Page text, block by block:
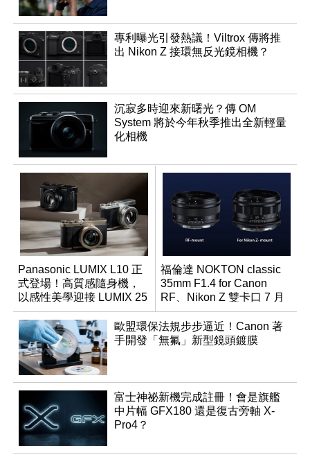
專利曝光引發熱議！Viltrox 傳將推
出 Nikon Z 接環無反光鏡相機？
沉寂多時迎來新曙光？傳 OM
System 將於今年秋季推出全新輕量
化相機
Panasonic LUMIX L10 正
式登場！高質感隨身機，
以感性美學迎接 LUMIX 25
週年
福倫達 NOKTON classic
35mm F1.4 for Canon
RF、Nikon Z 雙卡口 7 月
同步登台
歐盟環保法規步步逼近！Canon 著
手開發「無氟」新型鏡頭鍍膜
富士神祕新機完成註冊！會是旗艦
中片幅 GFX180 還是復古旁軸 X-
Pro4？